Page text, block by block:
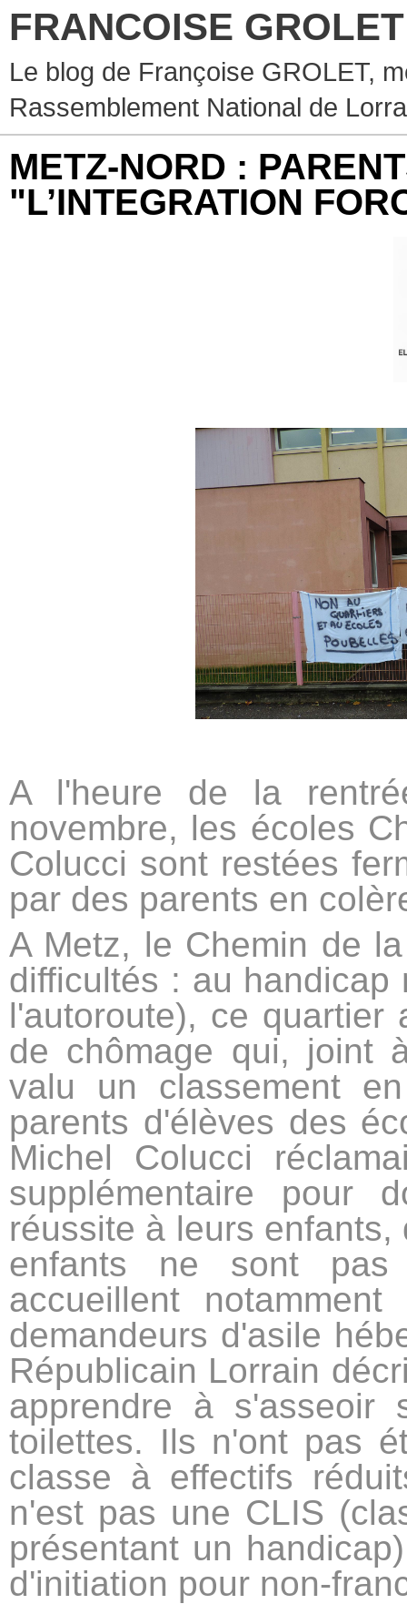
FRANCOISE GROLET
Le blog de Françoise GROLET,
Rassemblement National de
METZ-NORD :
"L’INTEGRATION
A l'heure de la
novembre, les écoles
Colucci sont restées
par des parents en
A Metz, le Chemin de
difficultés : au
l'autoroute), ce
de chômage qui, joint
valu un classement
parents d'élèves des
Michel Colucci
supplémentaire pour
réussite à leurs
enfants ne sont pas
accueillent
demandeurs d'asile
Républicain Lorrain
apprendre à
toilettes. Ils n'ont pas
classe à effectifs
n'est pas une CLIS
présentant un
d'initiation pour non-